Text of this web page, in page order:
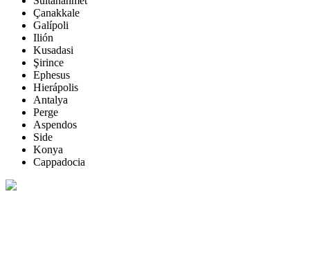
Çanakkale
Galípoli
Ilión
Kusadasi
Şirince
Ephesus
Hierápolis
Antalya
Perge
Aspendos
Side
Konya
Cappadocia